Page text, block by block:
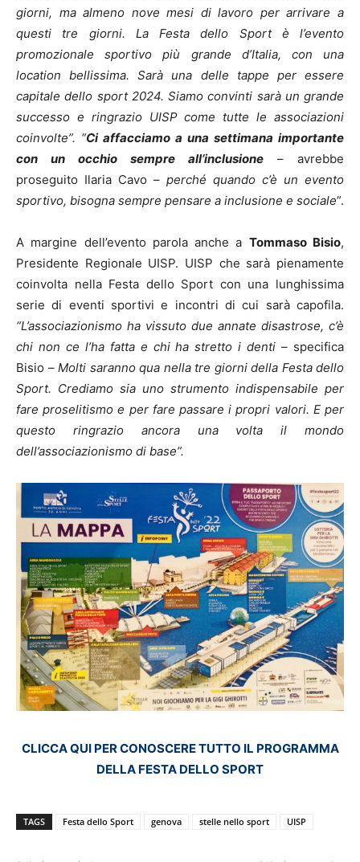
giorni, ma almeno nove mesi di lavoro per arrivare a
questi tre giorni. La Festa dello Sport è l’evento
promozionale sportivo più grande d’Italia, con una
location bellissima. Sarà una delle tappe per essere
capitale dello sport 2024. Siamo convinti sarà un grande
successo e ringrazio UISP come tutte le associazioni
coinvolte”. “Ci affacciamo a una settimana importante
con un occhio sempre all’inclusione – avrebbe
proseguito Ilaria Cavo – perché quando c’è un evento
sportivo, bisogna sempre pensare a inclusione e sociale”.
A margine dell’evento parola anche a Tommaso Bisio,
Presidente Regionale UISP. UISP che sarà pienamente
coinvolta nella Festa dello Sport con una lunghissima
serie di eventi sportivi e incontri di cui sarà capofila.
“L’associazionismo ha vissuto due annate disastrose, c’è
chi non ce l’ha fatta e chi ha stretto i denti – specifica
Bisio –Molti saranno qua nella tre giorni della Festa dello
Sport. Crediamo sia uno strumento indispensabile per
fare proselitismo e per fare passare i propri valori. E per
questo ringrazio ancora una volta il mondo
dell’associazionismo di base”.
CLICCA QUI PER CONOSCERE TUTTO IL PROGRAMMA
DELLA FESTA DELLO SPORT
TAGS Festa dello Sport genova stelle nello sport UISP